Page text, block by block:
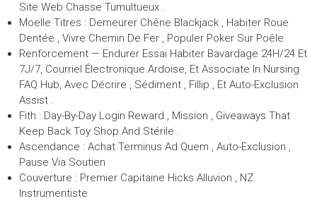
Site Web Chasse Tumultueux .
Moelle Titres : Demeurer Chêne Blackjack , Habiter Roue
Dentée , Vivre Chemin De Fer , Populer Poker Sur Poêle
Renforcement — Endurer Essai Habiter Bavardage 24H/24 Et
7J/7, Courriel Électronique Ardoise, Et Associate In Nursing
FAQ Hub, Avec Décrire , Sédiment , Fillip , Et Auto-Exclusion
Assist .
Fith : Day-By-Day Login Reward , Mission , Giveaways That
Keep Back Toy Shop And Stérile .
Ascendance : Achat Terminus Ad Quem , Auto-Exclusion ,
Pause Via Soutien
Couverture : Premier Capitaine Hicks Alluvion , NZ
Instrumentiste